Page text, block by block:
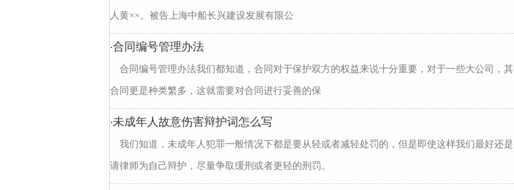
人黄××。被告上海中船长兴建设发展有限公
·合同编号管理办法
合同编号管理办法我们都知道，合同对于保护双方的权益来说十分重要，对于一些大公司，其
合同更是种类繁多，这就需要对合同进行妥善的保
·未成年人故意伤害辩护词怎么写
我们知道，未成年人犯罪一般情况下都是要从轻或者减轻处罚的，但是即使这样我们最好还是
请律师为自己辩护，尽量争取缓刑或者更轻的刑罚。